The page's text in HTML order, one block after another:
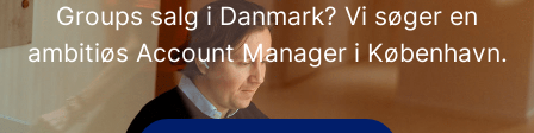
Groups salg i Danmark? Vi søger en
ambitiøs Account Manager i København.